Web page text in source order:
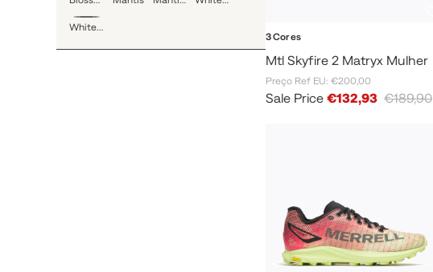
White/turquoise
3 Cores
Mtl Skyfire 2 Matryx Mulher
Preço Ref EU: €200,00
Sale Price €132,93 €189,90